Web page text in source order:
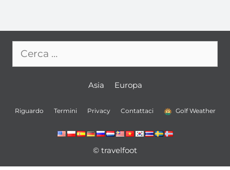
per:
Asia Europa
Riguardo Termini Privacy Contattaci Golf Weather
© travelfoot